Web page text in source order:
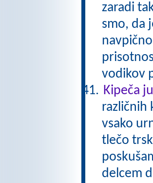
zaradi
smo, da
vodikov
Kipeča
različnih
vsako
tlečo
delcem